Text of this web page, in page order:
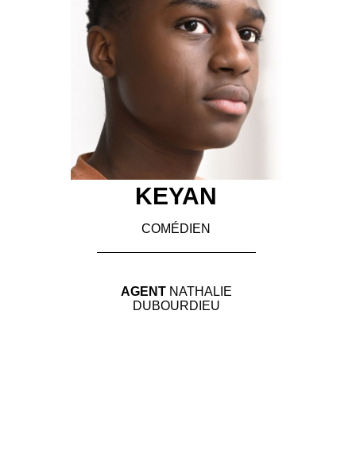
KEYAN
COMÉDIEN
AGENT NATHALIE
DUBOURDIEU